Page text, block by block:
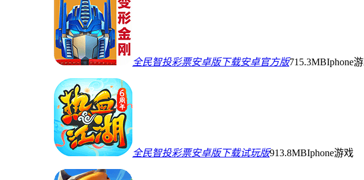
全民智投彩票安卓版下载安卓官方版715.3MBIphone
全民智投彩票安卓版下载试玩版913.8MBIphone游戏